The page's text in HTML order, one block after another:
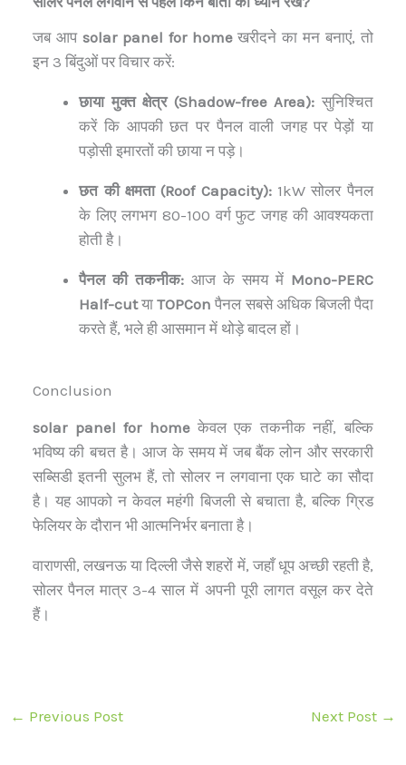
जब आप solar panel for homeखरीदने का मन बनाएं, तो
इन 3 बिंदुओं पर विचार करें:
छाया मुक्त क्षेत्र (Shadow-free Area): सुनिश्चित
करें कि आपकी छत पर पैनल वाली जगह पर पेड़ों या
पड़ोसी इमारतों की छाया न पड़े।
छत की क्षमता (Roof Capacity):1kW सोलर पैनल
के लिए लगभग 80-100 वर्ग फुट जगह की आवश्यकता
होती है।
पैनल की तकनीक: आज के समय में Mono-PERC
Half-cutयाTOPCon पैनल सबसे अधिक बिजली पैदा
करते हैं, भले ही आसमान में थोड़े बादल हों।
Conclusion
solar panel for homeकेवल एक तकनीक नहीं, बल्कि
भविष्य की बचत है। आज के समय में जब बैंक लोन और सरकारी
सब्सिडी इतनी सुलभ हैं, तो सोलर न लगवाना एक घाटे का सौदा
है। यह आपको न केवल महंगी बिजली से बचाता है, बल्कि ग्रिड
फेलियर के दौरान भी आत्मनिर्भर बनाता है।
वाराणसी, लखनऊ या दिल्ली जैसे शहरों में, जहाँ धूप अच्छी रहती है,
सोलर पैनल मात्र 3-4 साल में अपनी पूरी लागत वसूल कर देते
हैं।
← Previous Post Next Post →